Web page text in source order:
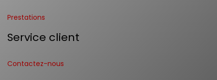
Prestations
Service client
Contactez-nous